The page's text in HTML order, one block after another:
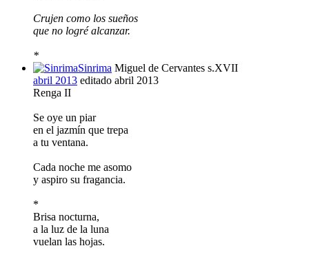
Crujen como los sueños
que no logré alcanzar.
*
Sinrima Miguel de Cervantes s.XVII
abril 2013 editado abril 2013
Renga II
Se oye un piar
en el jazmín que trepa
a tu ventana.
Cada noche me asomo
y aspiro su fragancia.
*
Brisa nocturna,
a la luz de la luna
vuelan las hojas.